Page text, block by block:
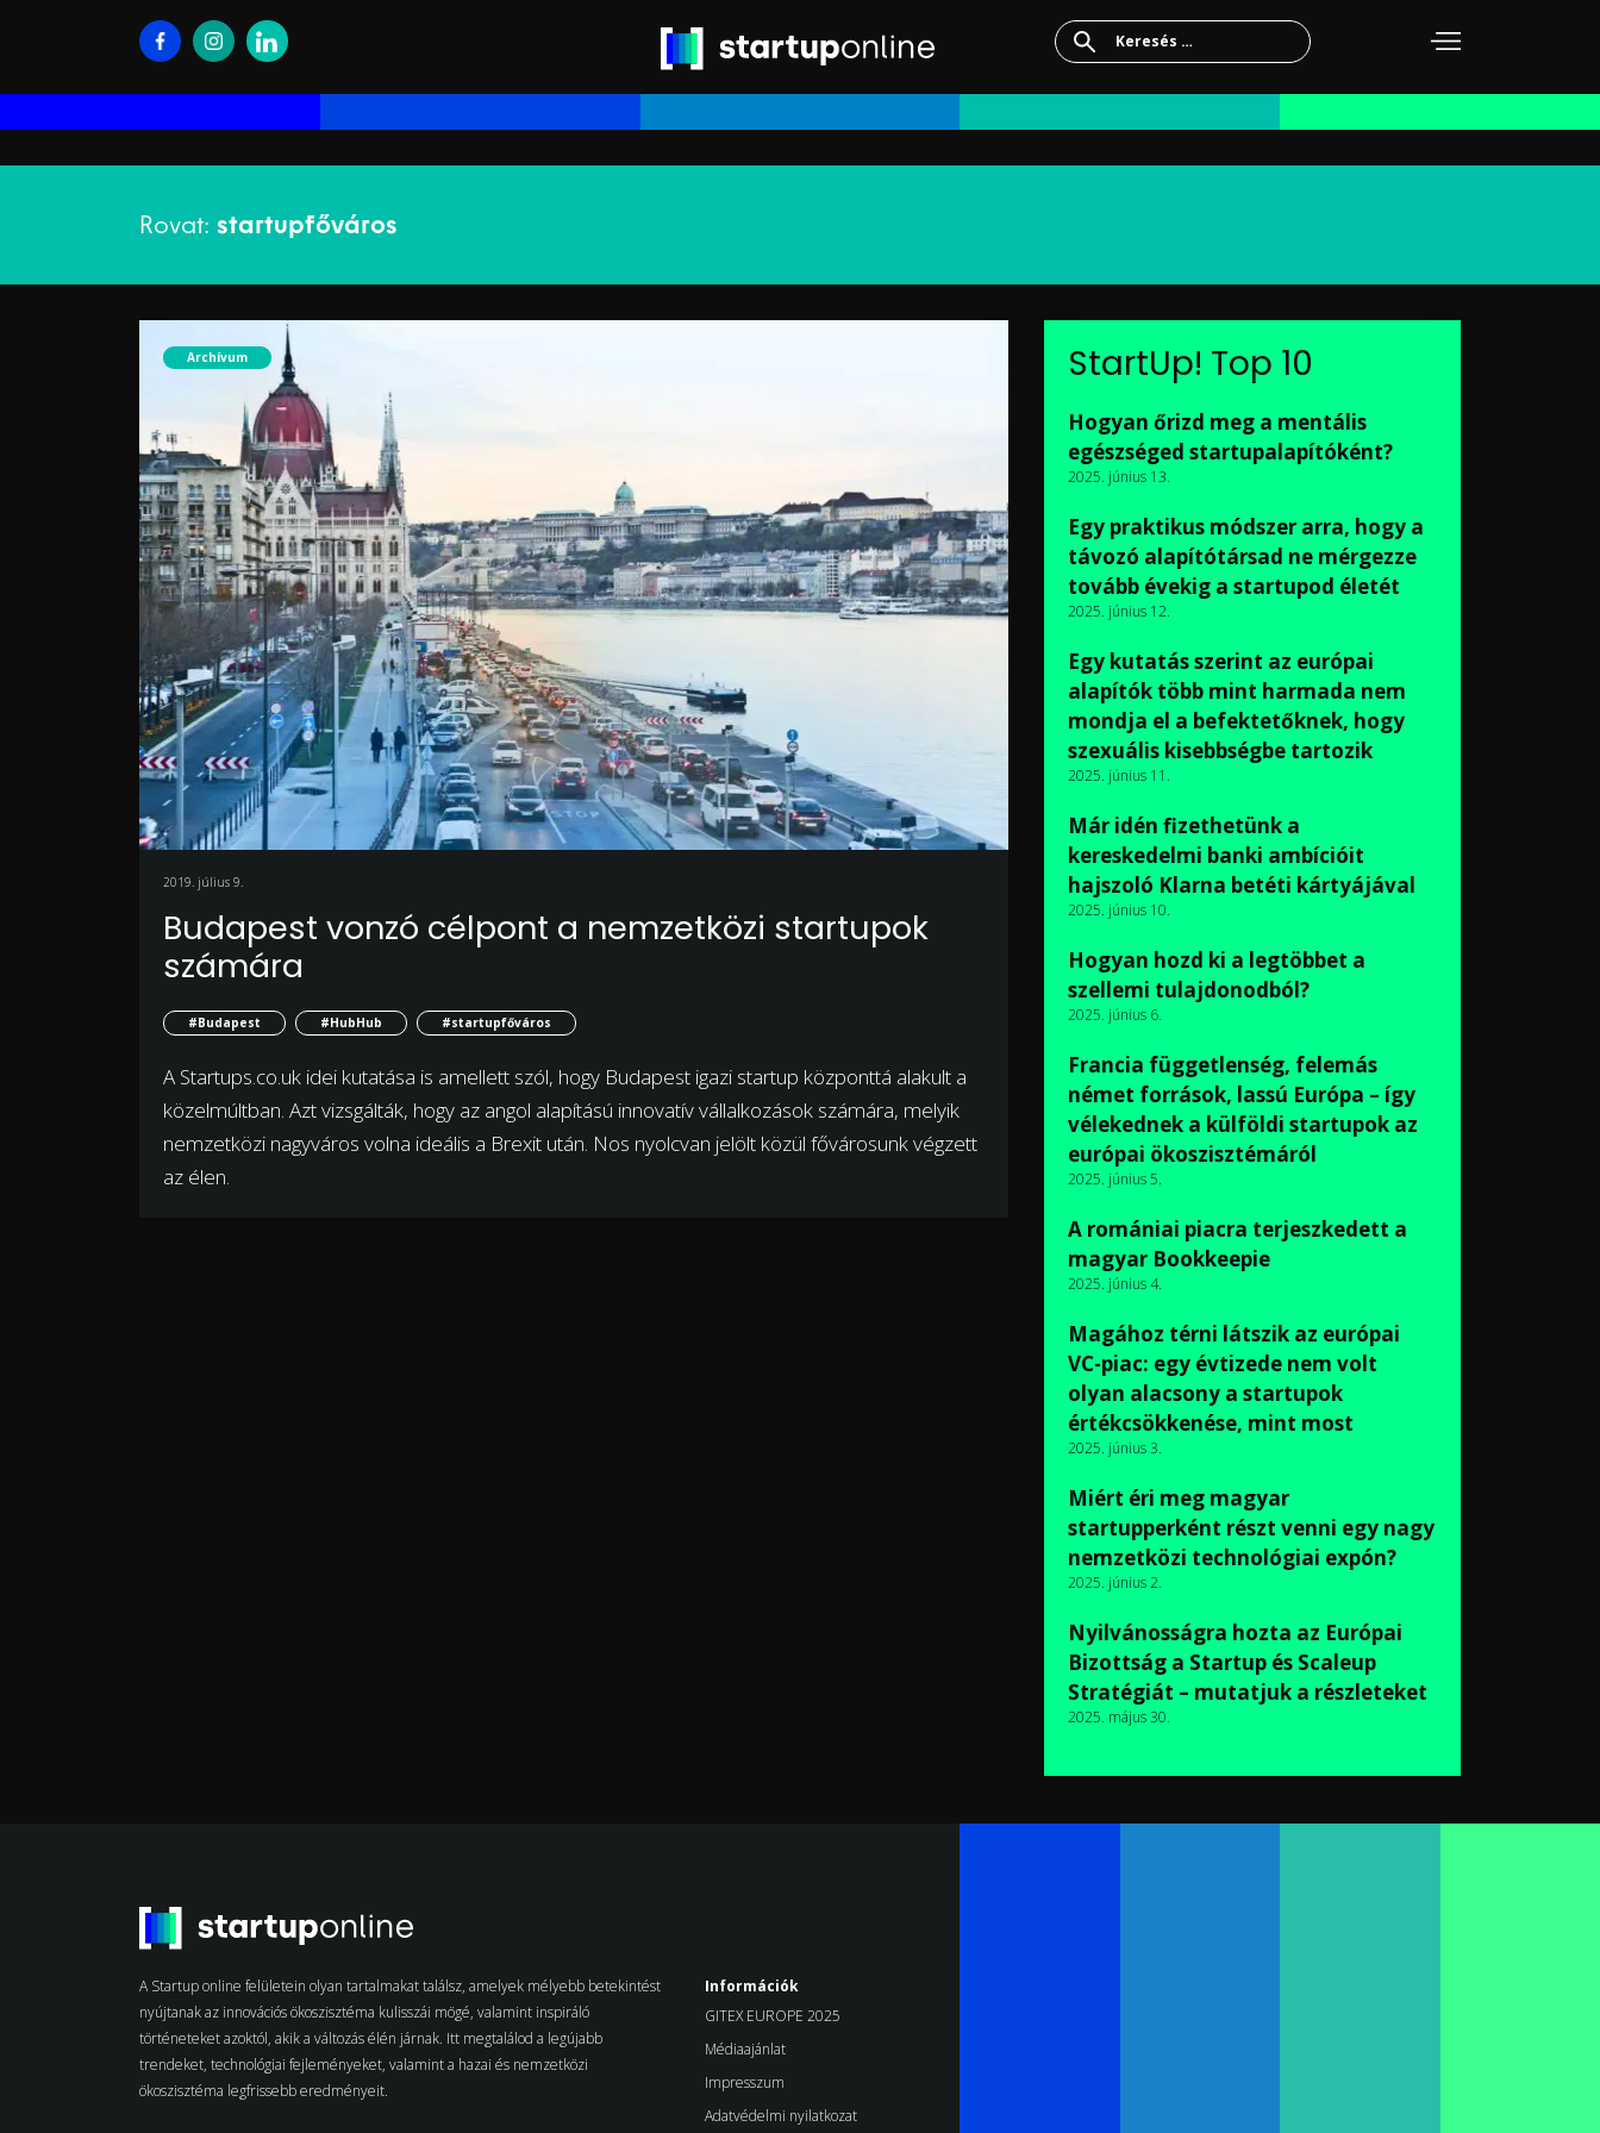
Keresés:
Rovat: startupfőváros
Archívum
2019. július 9.
Budapest vonzó célpont a nemzetközi startupok
számára
#Budapest #HubHub #startupfőváros
A Startups.co.uk idei kutatása is amellett szól, hogy Budapest igazi startup központtá alakult a
közelmúltban. Azt vizsgálták, hogy az angol alapítású innovatív vállalkozások számára, melyik
nemzetközi nagyváros volna ideális a Brexit után. Nos nyolcvan jelölt közül fővárosunk végzett
az élen.
StartUp! Top 10
Hogyan őrizd meg a mentális
egészséged startupalapítóként?
2025. június 13.
Egy praktikus módszer arra, hogy a
távozó alapítótársad ne mérgezze
tovább évekig a startupod életét
2025. június 12.
Egy kutatás szerint az európai
alapítók több mint harmada nem
mondja el a befektetőknek, hogy
szexuális kisebbségbe tartozik
2025. június 11.
Már idén fizethetünk a
kereskedelmi banki ambícióit
hajszoló Klarna betéti kártyájával
2025. június 10.
Hogyan hozd ki a legtöbbet a
szellemi tulajdonodból?
2025. június 6.
Francia függetlenség, felemás
német források, lassú Európa – így
vélekednek a külföldi startupok az
európai ökoszisztémáról
2025. június 5.
A romániai piacra terjeszkedett a
magyar Bookkeepie
2025. június 4.
Magához térni látszik az európai
VC-piac: egy évtizede nem volt
olyan alacsony a startupok
értékcsökkenése, mint most
2025. június 3.
Miért éri meg magyar
startupperként részt venni egy nagy
nemzetközi technológiai expón?
2025. június 2.
Nyilvánosságra hozta az Európai
Bizottság a Startup és Scaleup
Stratégiát – mutatjuk a részleteket
2025. május 30.
A Startup online felületein olyan tartalmakat találsz, amelyek mélyebb betekintést
nyújtanak az innovációs ökoszisztéma kulisszái mögé, valamint inspiráló
történeteket azoktól, akik a változás élén járnak. Itt megtalálod a legújabb
trendeket, technológiai fejleményeket, valamint a hazai és nemzetközi
ökoszisztéma legfrissebb eredményeit.
Információk
GITEX EUROPE 2025
Médiaajánlat
Impresszum
Adatvédelmi nyilatkozat